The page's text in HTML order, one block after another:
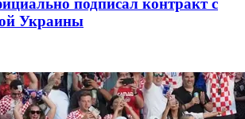
подписал контракт с
Украины